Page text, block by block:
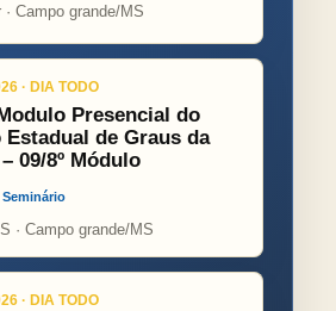
Campo grande/MS
· DIA TODO
Presencial do
Estadual de Graus da
09/8º Módulo
· Campo grande/MS
· DIA TODO